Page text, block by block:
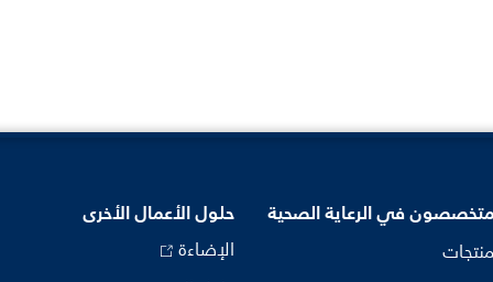
في الرعاية الصحية حلول الأعمال الأخرى
الإضاءة